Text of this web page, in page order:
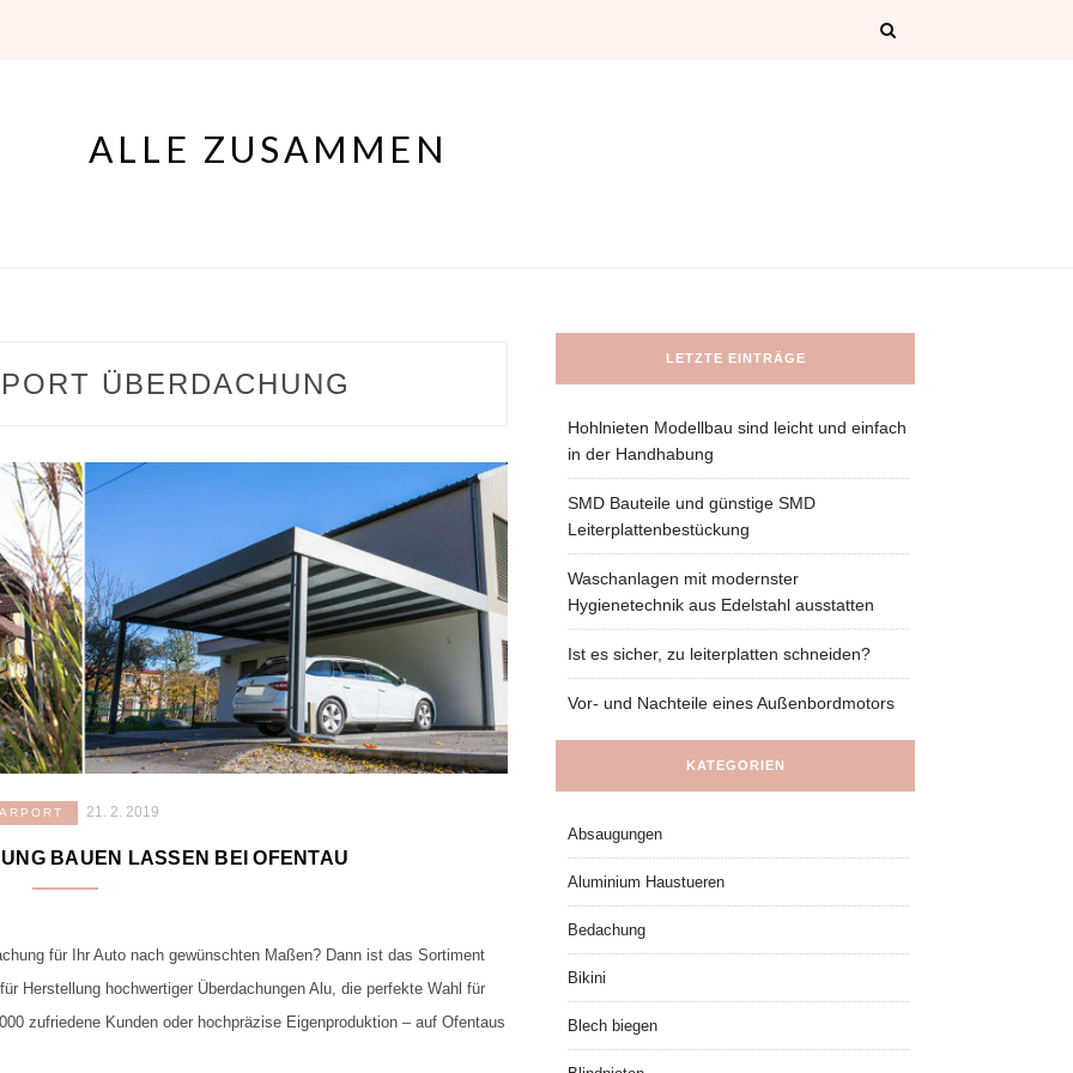
ALLE ZUSAMMEN
ÜBERDACHUNG
21. 2. 2019
BAUEN LASSEN BEI OFENTAU
für Ihr Auto nach gewünschten Maßen? Dann ist das Sortiment
Herstellung hochwertiger Überdachungen Alu, die perfekte Wahl für
zufriedene Kunden oder hochpräzise Eigenproduktion – auf Ofentaus
LETZTE EINTRÄGE
Hohlnieten Modellbau sind leicht und einfach
in der Handhabung
SMD Bauteile und günstige SMD
Leiterplattenbestückung
Waschanlagen mit modernster
Hygienetechnik aus Edelstahl ausstatten
Ist es sicher, zu leiterplatten schneiden?
Vor- und Nachteile eines Außenbordmotors
KATEGORIEN
Absaugungen
Aluminium Haustueren
Bedachung
Bikini
Blech biegen